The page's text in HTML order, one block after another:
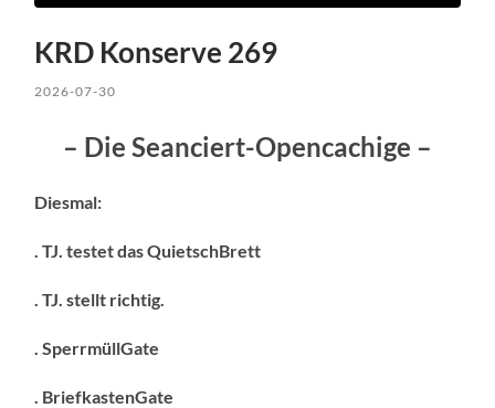
KRD Konserve 269
2026-07-30
– Die Seanciert-Opencachige –
Diesmal:
. TJ. testet das QuietschBrett
. TJ. stellt richtig.
. SperrmüllGate
. BriefkastenGate